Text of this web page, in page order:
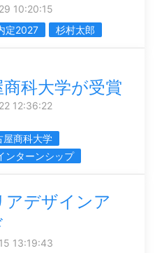
10:20:15
定2027 杉村太郎
科大学が受賞
12:36:22
屋商科大学
ンターンシップ
アデザインア
13:19:43